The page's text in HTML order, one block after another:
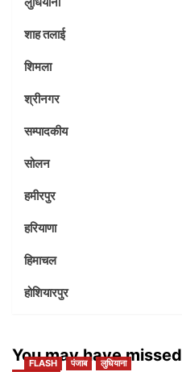
शाह तलाई
शिमला
श्रीनगर
सम्पादकीय
सोलन
हमीरपुर
हरियाणा
हिमाचल
होशियारपुर
You may have missed
FLASH पंजाब लुधियाना